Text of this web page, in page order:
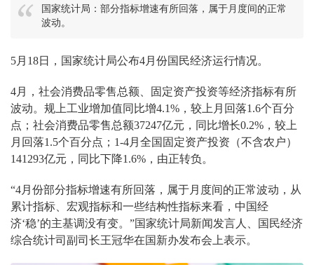
国家统计局：部分指标增速有所回落，属于月度间的正常
波动。
5月18日，国家统计局公布4月份国民经济运行情况。
4月，社会消费品零售总额、固定资产投资等经济指标有所
波动。规上工业增加值同比增4.1%，较上月回落1.6个百分
点；社会消费品零售总额37247亿元，同比增长0.2%，较上
月回落1.5个百分点；1-4月全国固定资产投资（不含农户）
141293亿元，同比下降1.6%，由正转负。
“4月份部分指标增速有所回落，属于月度间的正常波动，从
累计指标、宏观指标和一些结构性指标来看，中国经
济‘稳’的主基调没有变。”国家统计局新闻发言人、国民经济
综合统计司副司长王冠华在国新办发布会上表示。